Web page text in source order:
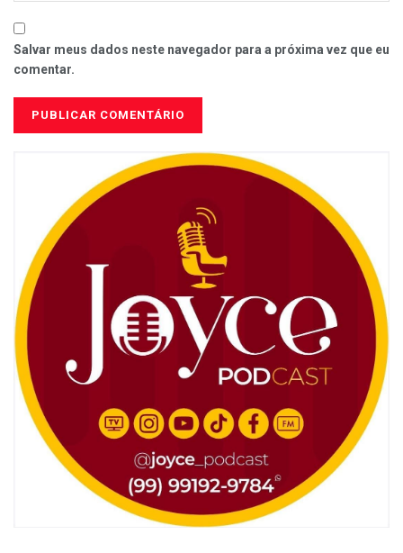
Salvar meus dados neste navegador para a próxima vez que eu
comentar.